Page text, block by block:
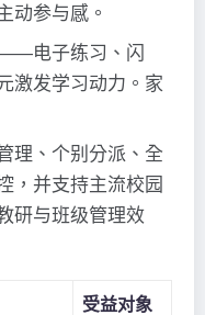
动参与感。
电子练习、闪
激发学习动力。家
、个别分派、全
，并支持主流校园
研与班级管理效
受益对象